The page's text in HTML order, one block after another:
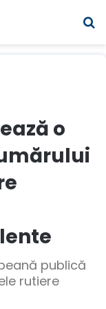
o
publică
rutiere